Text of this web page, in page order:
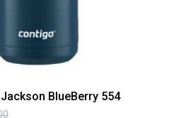
BlueBerry 554